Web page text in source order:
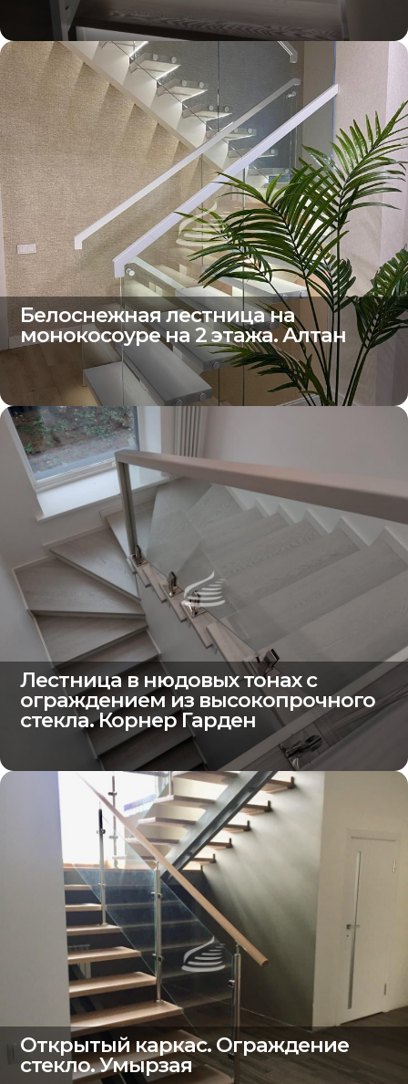
Белоснежная лестница на
монокосоуре на 2 этажа. Алтан
Лестница в нюдовых тонах с
ограждением из высокопрочного
стекла. Корнер Гарден
Открытый каркас. Ограждение
стекло. Умырзая